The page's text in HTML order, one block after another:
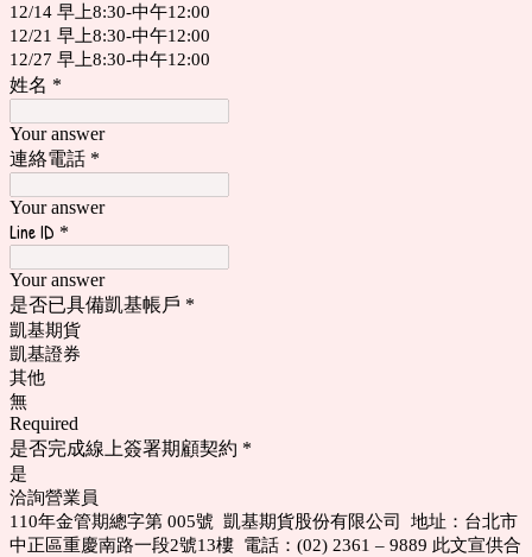
12/14 早上8:30-中午12:00
12/21 早上8:30-中午12:00
12/27 早上8:30-中午12:00
姓名 *
Your answer
連絡電話 *
Your answer
Line ID *
Your answer
是否已具備凱基帳戶 *
凱基期貨
凱基證券
其他
無
Required
是否完成線上簽署期顧契約 *
是
洽詢營業員
110年金管期總字第 005號 凱基期貨股份有限公司 地址：台北市
中正區重慶南路一段2號13樓 電話：(02) 2361 – 9889 此文宣供合